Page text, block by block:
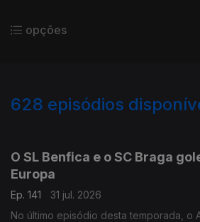
opções
628 episódios
O SL Benfica e o SC Braga
Europa
Ep. 141
31 jul. 2026
No último episódio desta temporada, o